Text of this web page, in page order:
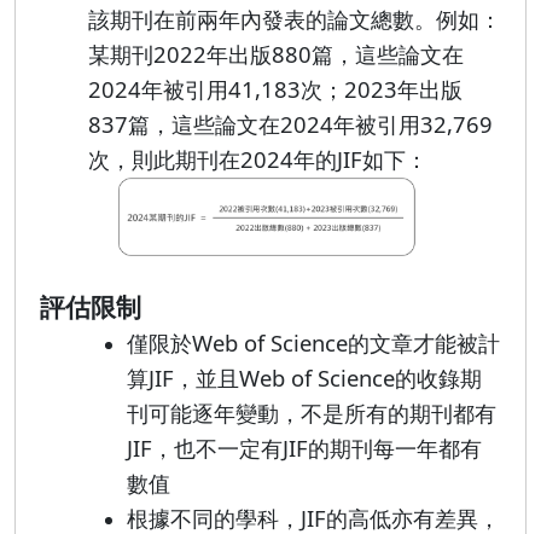
該期刊在前兩年內發表的論文總數。例如：
某期刊2022年出版880篇，這些論文在
2024年被引用41,183次；2023年出版
837篇，這些論文在2024年被引用32,769
次，則此期刊在2024年的JIF如下：
評估限制
僅限於Web of Science的文章才能被計
算JIF，並且Web of Science的收錄期
刊可能逐年變動，不是所有的期刊都有
JIF，也不一定有JIF的期刊每一年都有
數值
根據不同的學科，JIF的高低亦有差異，